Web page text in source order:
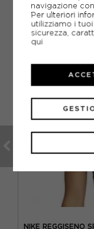
NIKE REGGISENO
navigazione
Per ulteriori
utilizziamo i
sicurezza,
qui